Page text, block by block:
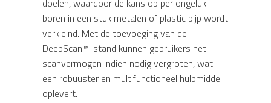
boren in een stuk metalen of plastic pijp wordt
verkleind. Met de toevoeging van de
DeepScan™-stand kunnen gebruikers het
scanvermogen indien nodig vergroten, wat
een robuuster en multifunctioneel hulpmiddel
oplevert.